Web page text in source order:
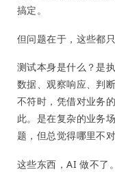
搞定。
但问题在于，这些都
测试本身是什么？是
数据、观察响应、判
不符时，凭借对业务
此。是在复杂的业务
题，但总觉得哪里不对
这些东西，AI 做不了。